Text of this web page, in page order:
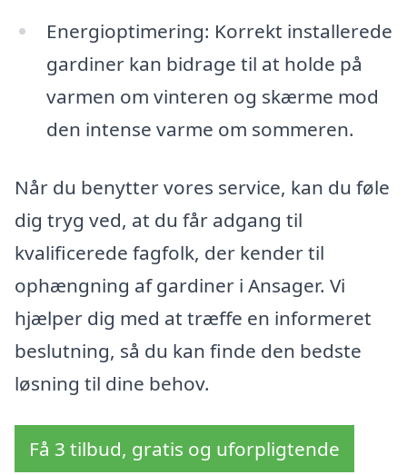
Energioptimering: Korrekt installerede
gardiner kan bidrage til at holde på
varmen om vinteren og skærme mod
den intense varme om sommeren.
Når du benytter vores service, kan du føle
dig tryg ved, at du får adgang til
kvalificerede fagfolk, der kender til
ophængning af gardiner i Ansager. Vi
hjælper dig med at træffe en informeret
beslutning, så du kan finde den bedste
løsning til dine behov.
Få 3 tilbud, gratis og uforpligtende